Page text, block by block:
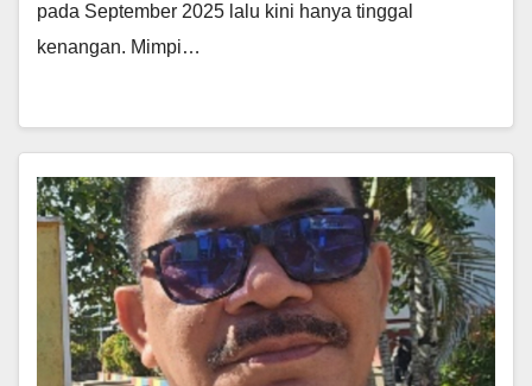
pada September 2025 lalu kini hanya tinggal
kenangan. Mimpi…